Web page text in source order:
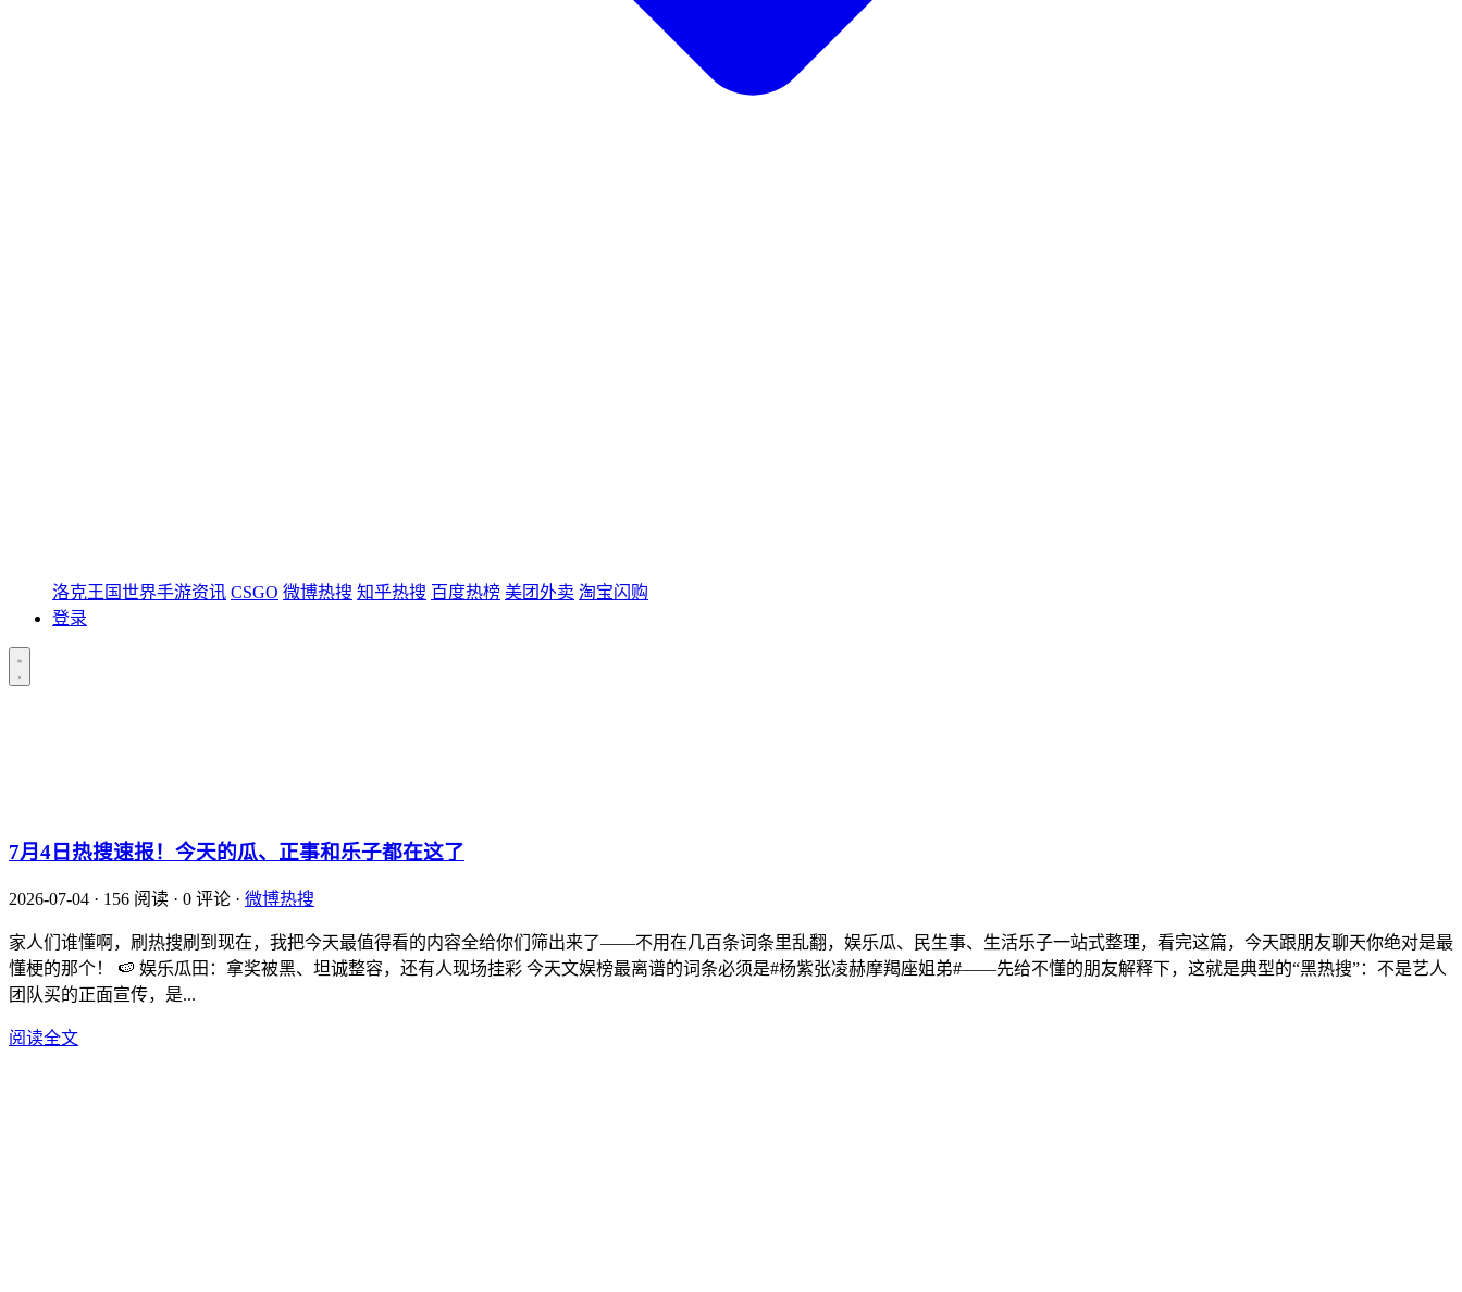
洛克王国世界手游资讯 CSGO 微博热搜 知乎热搜 百度热榜 美团外卖 淘宝闪购
登录
7月4日热搜速报！今天的瓜、正事和乐子都在这了
2026-07-04 · 156 阅读 · 0 评论 · 微博热搜
家人们谁懂啊，刷热搜刷到现在，我把今天最值得看的内容全给你们筛出来了——不用在几百条词条里乱翻，娱乐瓜、民生事、生活乐子一站式整理，看完这篇，今天跟朋友聊天你绝对是最
懂梗的那个！ 🍉 娱乐瓜田：拿奖被黑、坦诚整容，还有人现场挂彩 今天文娱榜最离谱的词条必须是#杨紫张凌赫摩羯座姐弟#——先给不懂的朋友解释下，这就是典型的“黑热搜”：不是艺人
团队买的正面宣传，是...
阅读全文